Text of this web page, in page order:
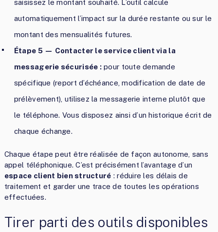
saisissez le montant souhaité. L’outil calcule
automatiquement l’impact sur la durée restante ou sur le
montant des mensualités futures.
Étape 5 — Contacter le service client via la
messagerie sécurisée :pour toute demande
spécifique (report d’échéance, modification de date de
prélèvement), utilisez la messagerie interne plutôt que
le téléphone. Vous disposez ainsi d’un historique écrit de
chaque échange.
Chaque étape peut être réalisée de façon autonome, sans
appel téléphonique. C’est précisément l’avantage d’un
espace client bien structuré : réduire les délais de
traitement et garder une trace de toutes les opérations
effectuées.
Tirer parti des outils disponibles